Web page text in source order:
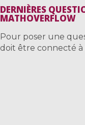
DERNIÈRES
MATHOVERFLOW
Pour poser une
doit être connecté